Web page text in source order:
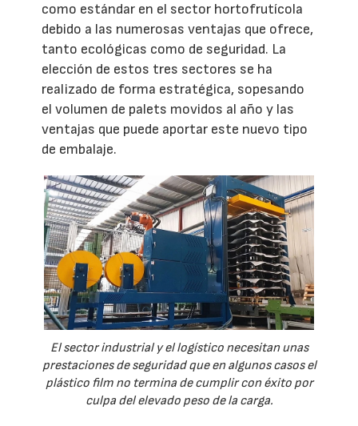
como estándar en el sector hortofrutícola
debido a las numerosas ventajas que ofrece,
tanto ecológicas como de seguridad. La
elección de estos tres sectores se ha
realizado de forma estratégica, sopesando
el volumen de palets movidos al año y las
ventajas que puede aportar este nuevo tipo
de embalaje.
El sector industrial y el logístico necesitan unas
prestaciones de seguridad que en algunos casos el
plástico film no termina de cumplir con éxito por
culpa del elevado peso de la carga.